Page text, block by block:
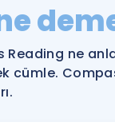
YDS ve YÖKDİL
YDS ve YÖKDİL'e
Reading ne
cümle.